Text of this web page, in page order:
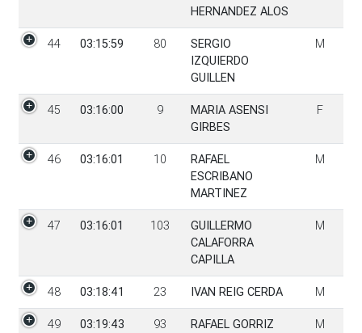
HERNANDEZ ALOS
44 03:15:59 80
SERGIO
IZQUIERDO
GUILLEN
M
45 03:16:00 9
MARIA ASENSI
GIRBES
F
46 03:16:01 10
RAFAEL
ESCRIBANO
MARTINEZ
M
47 03:16:01 103
GUILLERMO
CALAFORRA
CAPILLA
M
48 03:18:41 23 IVAN REIG CERDA M
49 03:19:43 93
RAFAEL GORRIZ
M